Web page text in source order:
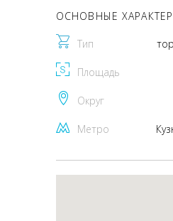
ОСНОВНЫЕ
Тип
Площадь
Округ
Метро